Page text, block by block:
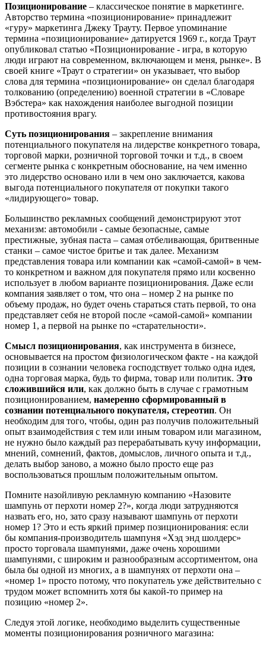
Позиционирование – классическое понятие в маркетинге.
Авторство термина «позиционирование» принадлежит
«гуру» маркетинга Джеку Трауту. Первое упоминание
термина «позиционирование» датируется 1969 г., когда Траут
опубликовал статью «Позиционирование - игра, в которую
люди играют на современном, включающем и меня, рынке». В
своей книге «Траут о стратегии» он указывает, что выбор
слова для термина «позиционирование» он сделал благодаря
толкованию (определению) военной стратегии в «Словаре
Вэбстера» как нахождения наиболее выгодной позиции
противостояния врагу.
Суть позиционирования – закрепление внимания
потенциального покупателя на лидерстве конкретного товара,
торговой марки, розничной торговой точки и т.д., в своем
сегменте рынка с конкретным обоснование, на чем именно
это лидерство основано или в чем оно заключается, какова
выгода потенциального покупателя от покупки такого
«лидирующего» товар.
Большинство рекламных сообщений демонстрируют этот
механизм: автомобили - самые безопасные, самые
престижные, зубная паста – самая отбеливающая, бритвенные
станки – самое чистое бритье и так далее. Механизм
представления товара или компании как «самой-самой» в чем-
то конкретном и важном для покупателя прямо или косвенно
использует в любом варианте позиционирования. Даже если
компания заявляет о том, что она – номер 2 на рынке по
объему продаж, но будет очень стараться стать первой, то она
представляет себя не второй после «самой-самой» компании
номер 1, а первой на рынке по «старательности».
Смысл позиционирования, как инструмента в бизнесе,
основывается на простом физиологическом факте - на каждой
позиции в сознании человека господствует только одна идея,
одна торговая марка, будь то фирма, товар или политик. Это
сложившийся или, как должно быть в случае с грамотным
позиционированием, намеренно сформированный в
сознании потенциального покупателя, стереотип. Он
необходим для того, чтобы, один раз получив положительный
опыт взаимодействия с тем или иным товаром или магазином,
не нужно было каждый раз перерабатывать кучу информации,
мнений, сомнений, фактов, домыслов, личного опыта и т.д.,
делать выбор заново, а можно было просто еще раз
воспользоваться прошлым положительным опытом.
Помните назойливую рекламную компанию «Назовите
шампунь от перхоти номер 2?», когда люди затрудняются
назвать его, но, зато сразу называют шампунь от перхоти
номер 1? Это и есть яркий пример позиционирования: если
бы компания-производитель шампуня «Хэд энд шолдерс»
просто торговала шампунями, даже очень хорошими
шампунями, с широким и разнообразным ассортиментом, она
была бы одной из многих, а в шампунях от перхоти она –
«номер 1» просто потому, что покупатель уже действительно с
трудом может вспомнить хотя бы какой-то пример на
позицию «номер 2».
Следуя этой логике, необходимо выделить существенные
моменты позиционирования розничного магазина: